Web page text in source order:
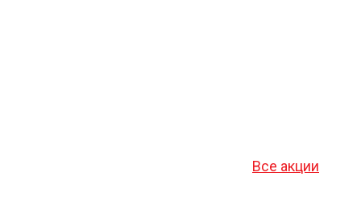
Все акции